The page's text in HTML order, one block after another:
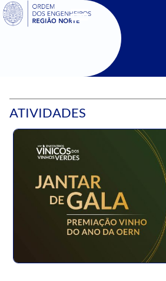
SIGOE
ATIVIDADES